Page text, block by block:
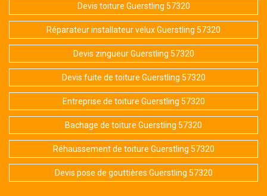
Devis toiture Guerstling 57320
Réparateur installateur velux Guerstling 57320
Devis zingueur Guerstling 57320
Devis fuite de toiture Guerstling 57320
Entreprise de toiture Guerstling 57320
Bachage de toiture Guerstling 57320
Réhaussement de toiture Guerstling 57320
Devis pose de gouttières Guerstling 57320